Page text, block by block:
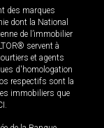
des marques
dont la National
de l’immobilier
servent à
et agents
d'homologation
respectifs sont la
immobiliers que